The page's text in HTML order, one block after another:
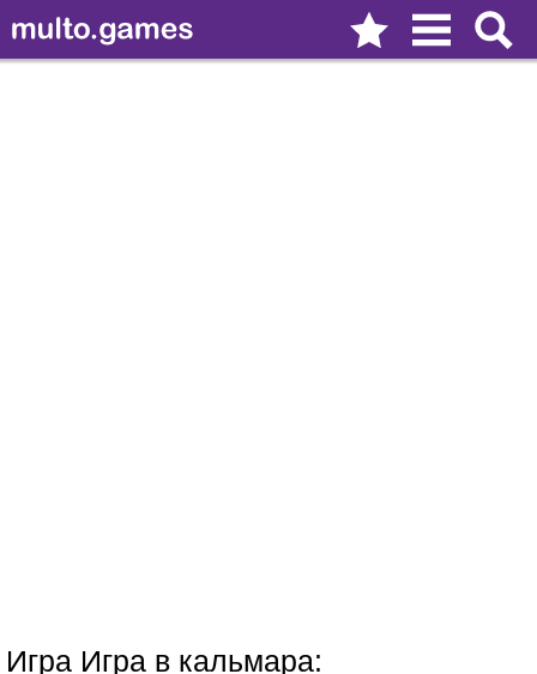
Игра Игра в кальмара: